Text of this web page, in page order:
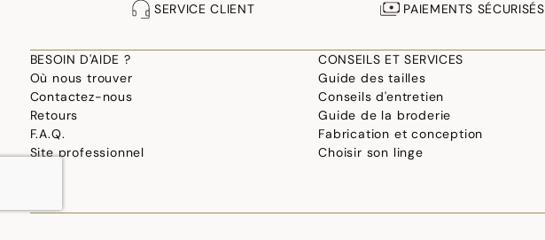
SERVICE CLIENT PAIEMENTS SÉCURISÉS
BESOIN D'AIDE ?
Où nous trouver
Contactez-nous
Retours
F.A.Q.
Site professionnel
CONSEILS ET SERVICES
Guide des tailles
Conseils d'entretien
Guide de la broderie
Fabrication et conception
Choisir son linge